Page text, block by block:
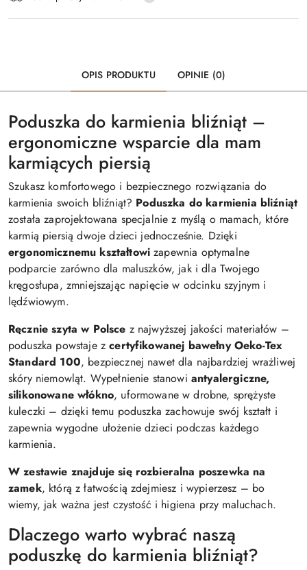
OPIS PRODUKTU OPINIE (0)
Poduszka do karmienia bliźniąt –
ergonomiczne wsparcie dla mam
karmiących piersią
Szukasz komfortowego i bezpiecznego rozwiązania do
karmienia swoich bliźniąt? Poduszka do karmienia bliźniąt
została zaprojektowana specjalnie z myślą o mamach, które
karmią piersią dwoje dzieci jednocześnie. Dzięki
ergonomicznemu kształtowi zapewnia optymalne
podparcie zarówno dla maluszków, jak i dla Twojego
kręgosłupa, zmniejszając napięcie w odcinku szyjnym i
lędźwiowym.
Ręcznie szyta w Polsce z najwyższej jakości materiałów –
poduszka powstaje zcertyfikowanej bawełny Oeko-Tex
Standard 100, bezpiecznej nawet dla najbardziej wrażliwej
skóry niemowląt. Wypełnienie stanowi antyalergiczne,
silikonowane włókno, uformowane w drobne, sprężyste
kuleczki – dzięki temu poduszka zachowuje swój kształt i
zapewnia wygodne ułożenie dzieci podczas każdego
karmienia.
W zestawie znajduje się rozbieralna poszewka na
zamek, którą z łatwością zdejmiesz i wypierzesz – bo
wiemy, jak ważna jest czystość i higiena przy maluchach.
Dlaczego warto wybrać naszą
poduszkę do karmienia bliźniąt?